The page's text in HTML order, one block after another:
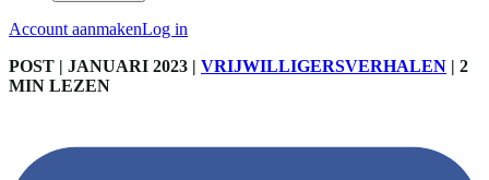
Account aanmakenLog in
POST | JANUARI 2023 | VRIJWILLIGERSVERHALEN | 2
MIN LEZEN